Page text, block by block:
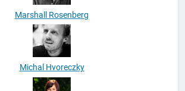
Marshall Rosenberg
Michal Hvoreczky